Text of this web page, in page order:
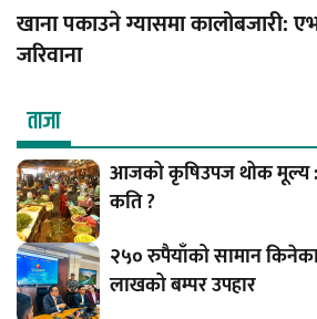
खाना पकाउने ग्यासमा कालोबजारी:
जरिवाना
ताजा
आजको कृषिउपज थोक मूल्य
कति ?
२५० रुपैयाँको सामान
लाखको बम्पर उपहार